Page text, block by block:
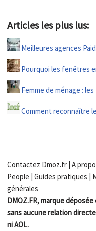
Articles les plus lus:
Meilleures agences
Pourquoi les fenêtres
Femme de ménage :
Comment reconnaître
Contactez Dmoz.fr | A
People | Guides pratiques |
générales
DMOZ.FR, marque
sans aucune relation
ni AOL.